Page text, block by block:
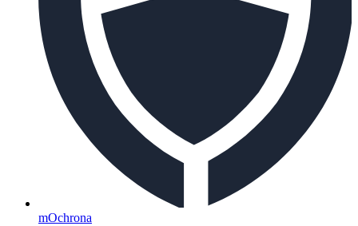
mOchrona